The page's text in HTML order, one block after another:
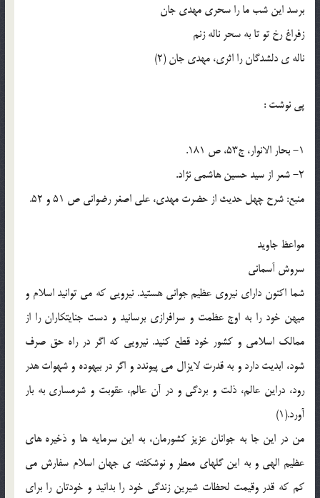
برسد این شب ما را سحری مهدی جان
زفراغ رخ تو تا به سحر ناله زنم
ناله ی دلشدگان را اثری، مهدی جان (2)
پي نوشت :
1- بحار الانوار، ج53، ص 181.
2- شعر از سید حسین هاشمی نژاد.
منبع: شرح چهل حدیث از حضرت مهدی، علی اصغر رضوانی ص 51 و 52.
مواعظ جاوید
سروش آسمانی
شما اکنون دارای نیروی عظیم جوانی هستید. نیرویی که می توانید اسلام و
میهن خود را به اوج عظمت و سرافرازی برسانید و دست جنایتکاران را از
ممالک اسلامی و کشور خود قطع کنید. نیرویی که اگر در راه حق صرف
شود، ابدیت دارد و به قدرت لایزال می پیوندد و اگر در بیهوده و شهوات هدر
رود، دراین عالم، ذلت و بردگی و در آن عالم، عقوبت و شرمساری به بار
آورد.(1)
من در این جا به جوانان عزیز کشورمان، به این سرمایه ها و ذخیره های
عظیم الهی و به این گلهای معطر و نوشکفته ی جهان اسلام سفارش می
کم که قدر وقیمت لحظات شیرین زندگی خود را بدانید و خودتان را برای